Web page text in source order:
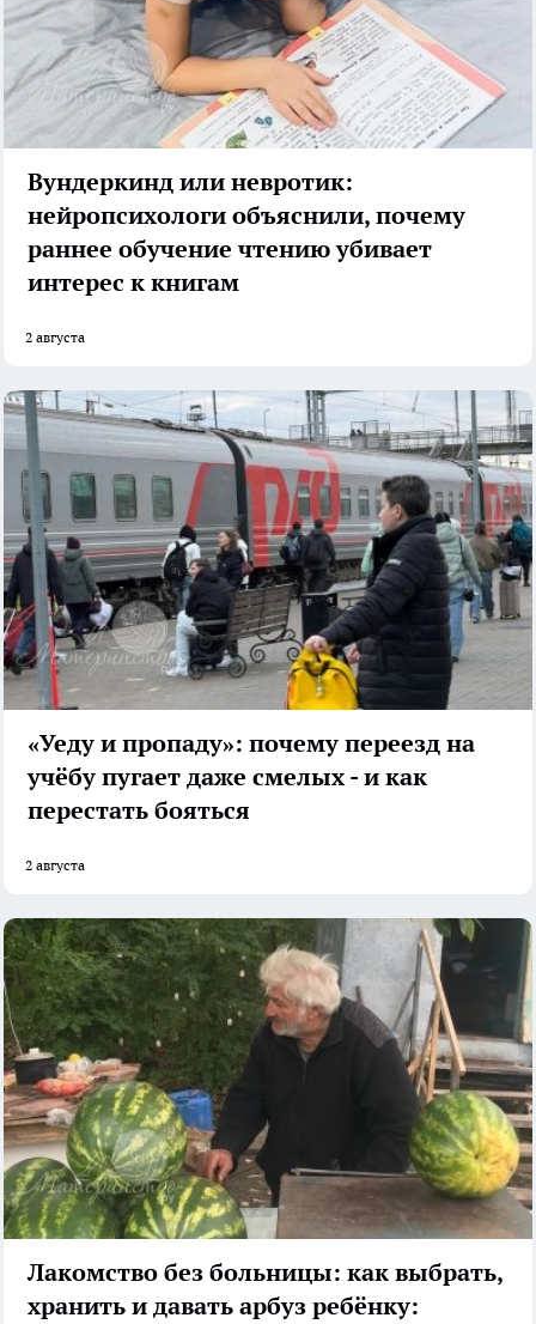
Вундеркинд или невротик:
нейропсихологи объяснили, почему
раннее обучение чтению убивает
интерес к книгам
2 августа
«Уеду и пропаду»: почему переезд на
учёбу пугает даже смелых - и как
перестать бояться
2 августа
Лакомство без больницы: как выбрать,
хранить и давать арбуз ребёнку: